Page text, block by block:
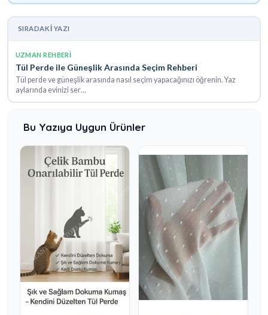
SIRADAKI YAZI
UZMAN REHBERI
Tül Perde ile Güneşlik Arasında Seçim Rehberi
Tül perde ve güneşlik arasında nasıl seçim yapacağınızı öğrenin. Yaz
aylarında evinizi ser…
Bu Yazıya Uygun Ürünler